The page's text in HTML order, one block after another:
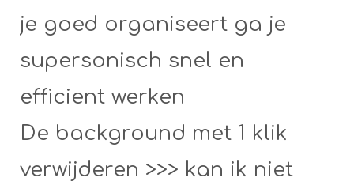
je goed organiseert ga je
supersonisch snel en
efficient werken
De background met 1 klik
verwijderen >>> kan ik niet